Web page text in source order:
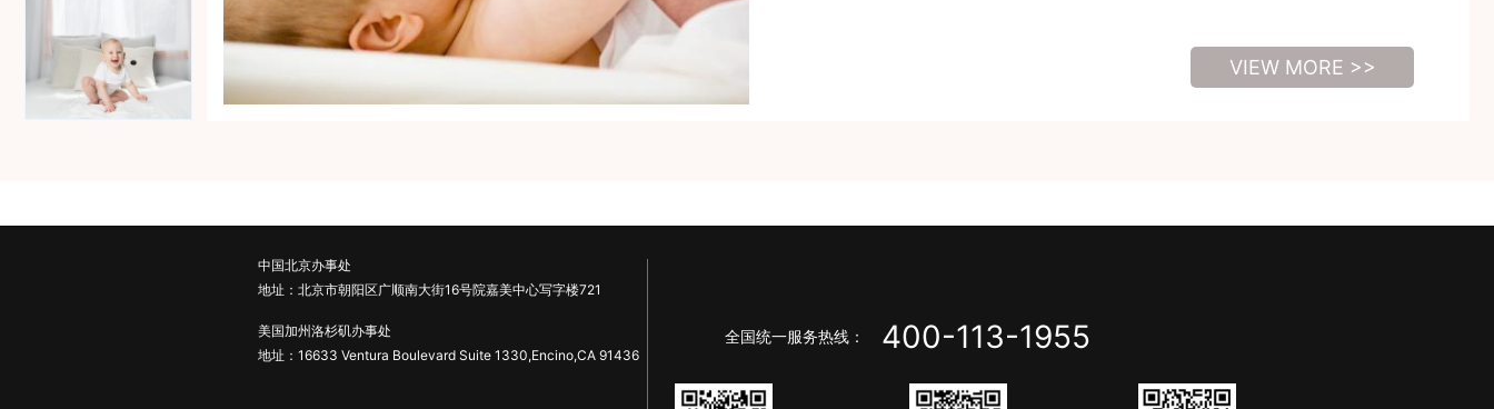
VIEW MORE >>
中国北京办事处
地址：北京市朝阳区广顺南大街16号院嘉美中心写字楼721
美国加州洛杉矶办事处
地址：16633 Ventura Boulevard Suite 1330,Encino,CA 91436
全国统一服务热线： 400-113-1955